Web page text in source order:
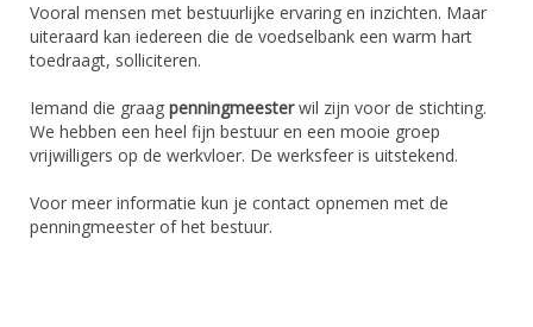
Vooral mensen met bestuurlijke ervaring en inzichten. Maar
uiteraard kan iedereen die de voedselbank een warm hart
toedraagt, solliciteren.
Iemand die graag penningmeesterwil zijn voor de stichting.
We hebben een heel fijn bestuur en een mooie groep
vrijwilligers op de werkvloer. De werksfeer is uitstekend.
Voor meer informatie kun je contact opnemen met de
penningmeester of het bestuur.